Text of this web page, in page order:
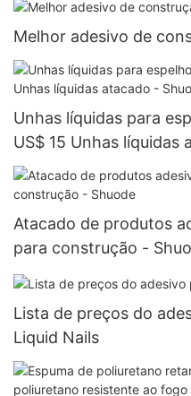
Melhor adesivo de
Unhas líquidas para
US$ 15 Unhas líquidas
Atacado de produtos
para construção -
Lista de preços do
Liquid Nails